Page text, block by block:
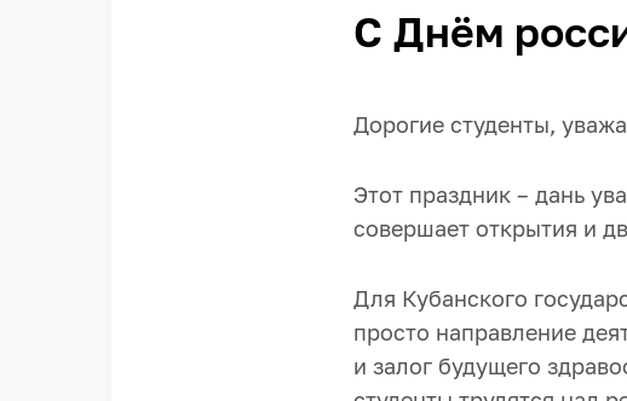
C Днём
Дорогие студенты,
Этот праздник – дань
совершает открытия и
Для Кубанского
просто направление
и залог будущего